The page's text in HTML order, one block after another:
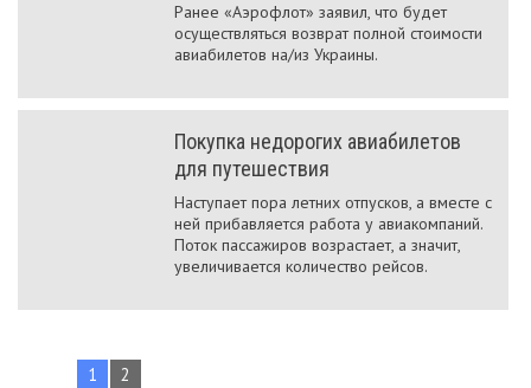
Ранее «Аэрофлот» заявил, что будет
осуществляться возврат полной стоимости
авиабилетов на/из Украины.
Покупка недорогих авиабилетов
для путешествия
Наступает пора летних отпусков, а вместе с
ней прибавляется работа у авиакомпаний.
Поток пассажиров возрастает, а значит,
увеличивается количество рейсов.
1 2